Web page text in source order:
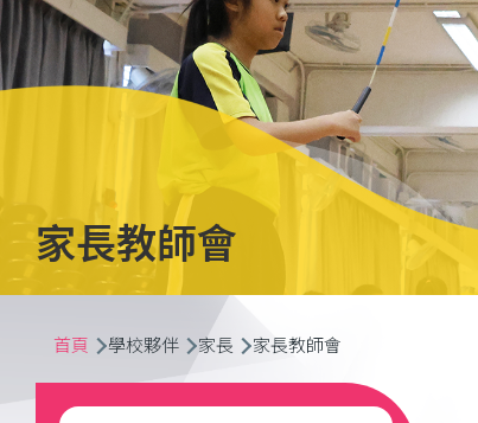
家長教師會
導
航
首頁 學校夥伴 家長 家長教師會